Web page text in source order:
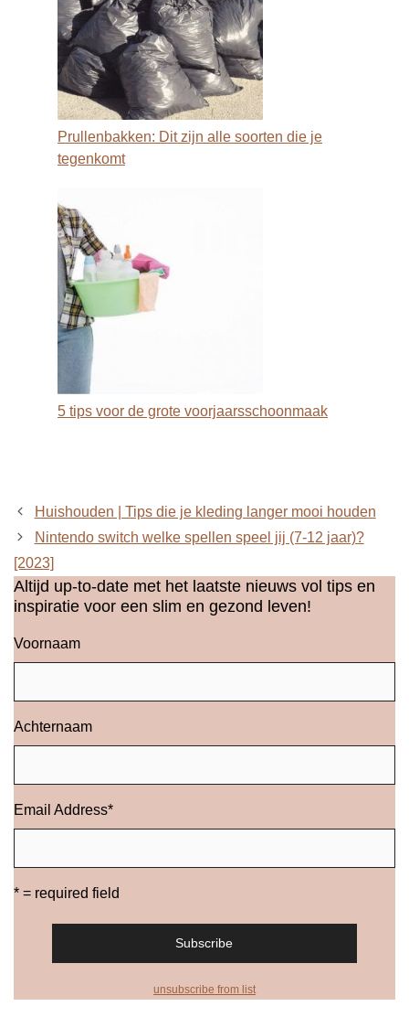
Prullenbakken: Dit zijn alle soorten die je
tegenkomt
5 tips voor de grote voorjaarsschoonmaak
Huishouden | Tips die je kleding langer mooi houden
Nintendo switch welke spellen speel jij (7-12 jaar)?
[2023]
Altijd up-to-date met het laatste nieuws vol tips en
inspiratie voor een slim en gezond leven!
Voornaam
Achternaam
Email Address*
* = required field
unsubscribe from list